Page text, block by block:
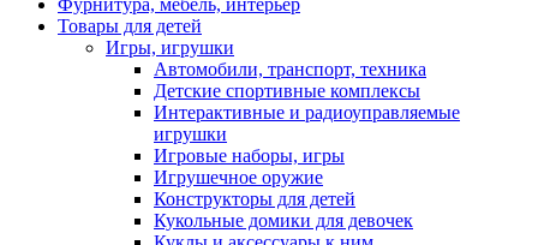
Фурнитура, мебель, интерьер
Товары для детей
Игры, игрушки
Автомобили, транспорт, техника
Детские спортивные комплексы
Интерактивные и радиоуправляемые
игрушки
Игровые наборы, игры
Игрушечное оружие
Конструкторы для детей
Кукольные домики для девочек